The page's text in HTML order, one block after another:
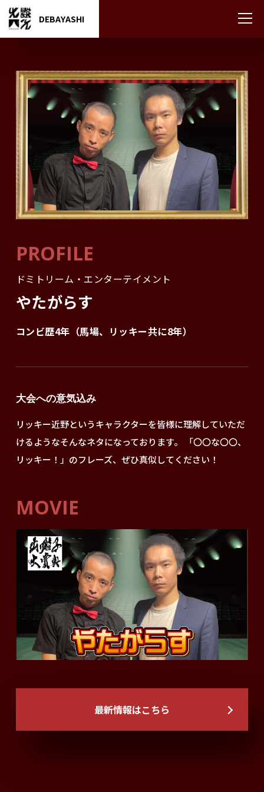
DEBAYASHI
PROFILE
ドミトリーム・エンターテイメント
やたがらす
コンビ歴4年（馬場、リッキー共に8年）
大会への意気込み
リッキー近野というキャラクターを皆様に理解していただ
けるようなそんなネタになっております。 「〇〇な〇〇、
リッキー！」のフレーズ、ぜひ真似してください！
MOVIE
最新情報はこちら